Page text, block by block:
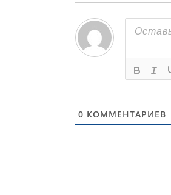
0 КОММЕНТАРИЕВ